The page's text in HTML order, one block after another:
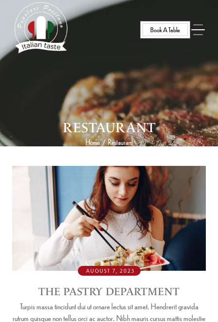
Book A Table
RESTAURANT
Home / Restaurant
AUGUST 7, 2023
THE PASTRY DEPARTMENT
Turpis massa tincidunt dui ut ornare lectus sit amet. Hendrerit gravida
rutrum quisque non tellus orci ac auctor. Nibh mauris cursus mattis molestie